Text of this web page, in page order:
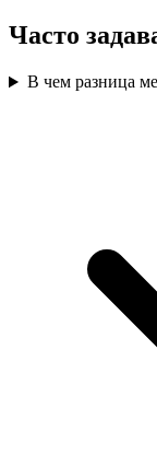
Часто
В чем разница